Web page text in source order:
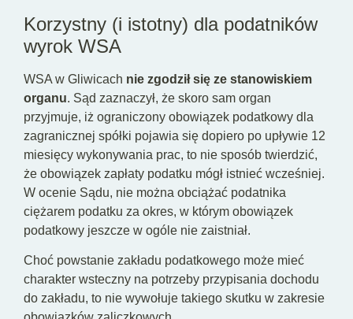
Korzystny (i istotny) dla podatników
wyrok WSA
WSA w Gliwicach nie zgodził się ze stanowiskiem
organu. Sąd zaznaczył, że skoro sam organ
przyjmuje, iż ograniczony obowiązek podatkowy dla
zagranicznej spółki pojawia się dopiero po upływie 12
miesięcy wykonywania prac, to nie sposób twierdzić,
że obowiązek zapłaty podatku mógł istnieć wcześniej.
W ocenie Sądu, nie można obciążać podatnika
ciężarem podatku za okres, w którym obowiązek
podatkowy jeszcze w ogóle nie zaistniał.
Choć powstanie zakładu podatkowego może mieć
charakter wsteczny na potrzeby przypisania dochodu
do zakładu, to nie wywołuje takiego skutku w zakresie